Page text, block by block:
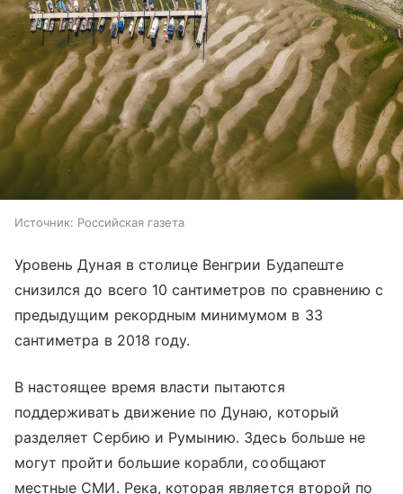
Источник: Российская газета
Уровень Дуная в столице Венгрии Будапеште
снизился до всего 10 сантиметров по сравнению с
предыдущим рекордным минимумом в 33
сантиметра в 2018 году.
В настоящее время власти пытаются
поддерживать движение по Дунаю, который
разделяет Сербию и Румынию. Здесь больше не
могут пройти большие корабли, сообщают
местные СМИ. Река, которая является второй по